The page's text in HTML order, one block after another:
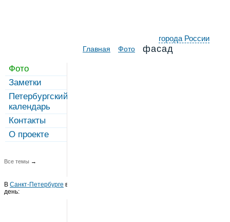
города России
Фото
Заметки
Петербургский
календарь
Контакты
О проекте
Все темы →
В Санкт-Петербурге в этот
день:
Главная Фото фасад